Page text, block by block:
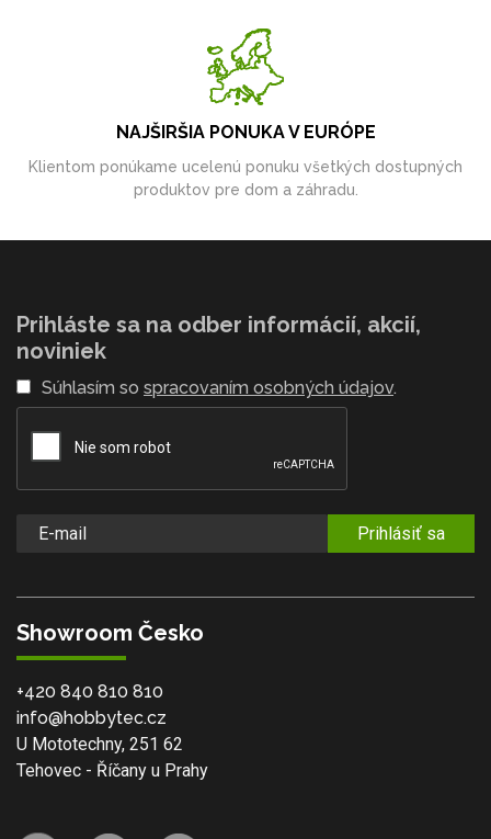
NAJŠIRŠIA PONUKA V EURÓPE
Klientom ponúkame ucelenú ponuku všetkých dostupných
produktov pre dom a záhradu.
Prihláste sa na odber informácií, akcií,
noviniek
Súhlasím so spracovaním osobných údajov.
Prihlásiť sa
Showroom Česko
+420 840 810 810
info@hobbytec.cz
U Mototechny, 251 62
Tehovec - Říčany u Prahy